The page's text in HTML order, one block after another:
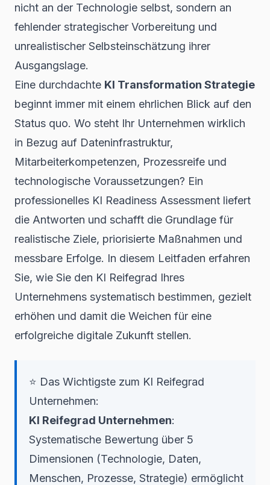
nicht an der Technologie selbst, sondern an
fehlender strategischer Vorbereitung und
unrealistischer Selbsteinschätzung ihrer
Ausgangslage.
Eine durchdachte KI Transformation Strategie
beginnt immer mit einem ehrlichen Blick auf den
Status quo. Wo steht Ihr Unternehmen wirklich
in Bezug auf Dateninfrastruktur,
Mitarbeiterkompetenzen, Prozessreife und
technologische Voraussetzungen? Ein
professionelles KI Readiness Assessment liefert
die Antworten und schafft die Grundlage für
realistische Ziele, priorisierte Maßnahmen und
messbare Erfolge. In diesem Leitfaden erfahren
Sie, wie Sie den KI Reifegrad Ihres
Unternehmens systematisch bestimmen, gezielt
erhöhen und damit die Weichen für eine
erfolgreiche digitale Zukunft stellen.
⭐ Das Wichtigste zum KI Reifegrad
Unternehmen:
KI Reifegrad Unternehmen:
Systematische Bewertung über 5
Dimensionen (Technologie, Daten,
Menschen, Prozesse, Strategie) ermöglicht